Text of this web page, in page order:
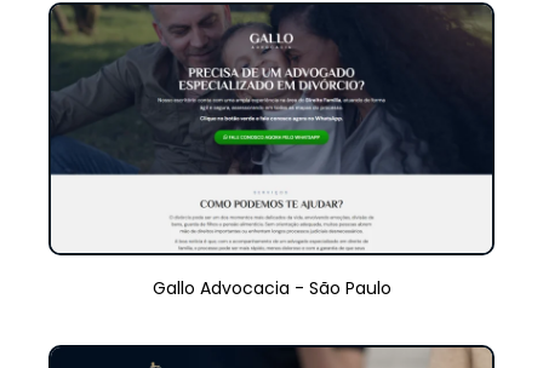
Gallo Advocacia - São Paulo